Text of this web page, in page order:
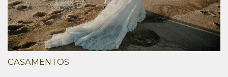
CASAMENTOS